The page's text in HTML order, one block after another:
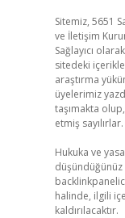
Sitemiz, 5651
ve İletişim
Sağlayıcı
sitedeki
araştırma
üyelerimiz
taşımakta
etmiş sayılırlar.
Hukuka ve
halinde, ilgili
kaldırılacaktır.